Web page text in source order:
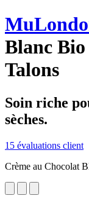
Blanc
Talons
Soin riche
sèches.
15 évaluations client
Crème au Chocolat